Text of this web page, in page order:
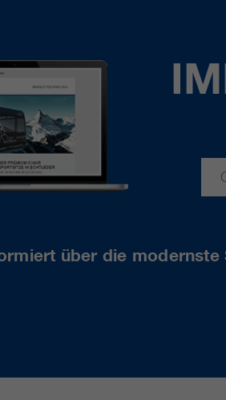
über die modernste